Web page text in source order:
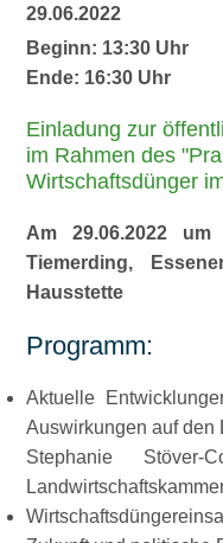
29.06.2022
Beginn: 13:30 Uhr
Ende: 16:30 Uhr
Einladung zur
im Rahmen des
Wirtschaftsdünger
Am 29.06.2022
Tiemerding,
Hausstette
Programm:
Aktuelle
Auswirkungen auf den
Stephanie